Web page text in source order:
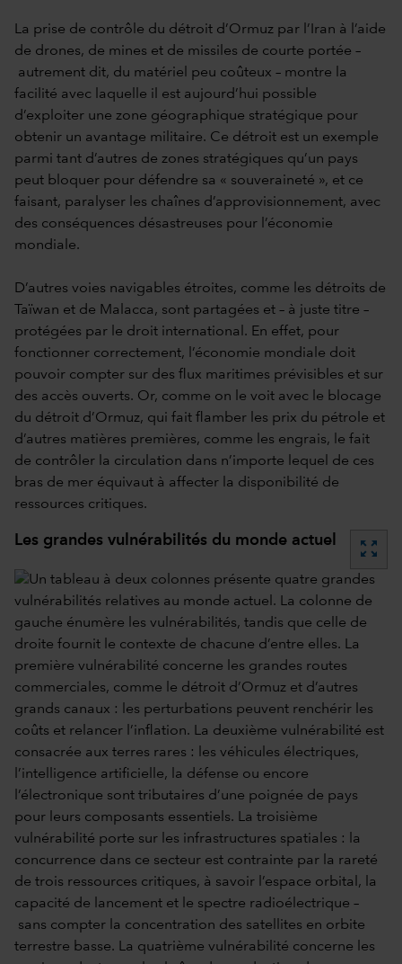
La prise de contrôle du détroit d’Ormuz par l’Iran à l’aide
de drones, de mines et de missiles de courte portée –
autrement dit, du matériel peu coûteux – montre la
facilité avec laquelle il est aujourd’hui possible
d’exploiter une zone géographique stratégique pour
obtenir un avantage militaire. Ce détroit est un exemple
parmi tant d’autres de zones stratégiques qu’un pays
peut bloquer pour défendre sa « souveraineté », et ce
faisant, paralyser les chaînes d’approvisionnement, avec
des conséquences désastreuses pour l’économie
mondiale.
D’autres voies navigables étroites, comme les détroits de
Taïwan et de Malacca, sont partagées et – à juste titre –
protégées par le droit international. En effet, pour
fonctionner correctement, l’économie mondiale doit
pouvoir compter sur des flux maritimes prévisibles et sur
des accès ouverts. Or, comme on le voit avec le blocage
du détroit d’Ormuz, qui fait flamber les prix du pétrole et
d’autres matières premières, comme les engrais, le fait
de contrôler la circulation dans n’importe lequel de ces
bras de mer équivaut à affecter la disponibilité de
ressources critiques.
Les grandes vulnérabilités du monde actuel zoom_out_map